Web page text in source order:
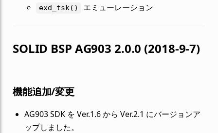
exd_tsk() エミューレーション
SOLID BSP AG903 2.0.0 (2018-9-7)
機能追加/変更
AG903 SDK を Ver.1.6 から Ver.2.1 にバージョンア
ップしました。